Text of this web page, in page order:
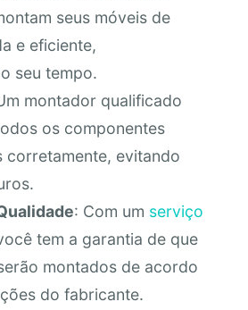
seus móveis de
e eficiente,
seu tempo.
montador qualificado
os componentes
corretamente, evitando
: Com um serviço
tem a garantia de que
montados de acordo
do fabricante.